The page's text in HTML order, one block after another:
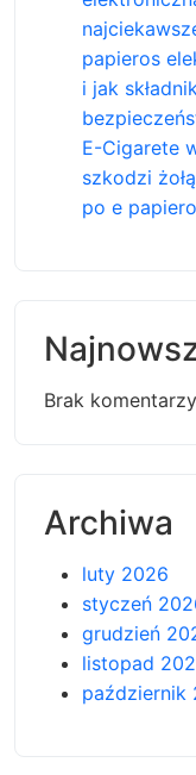
papieros
i jak
E-Cigarete
szkodzi
po e
Brak
Archiwa
luty 2026
styczeń
grudzień
listopad
październik